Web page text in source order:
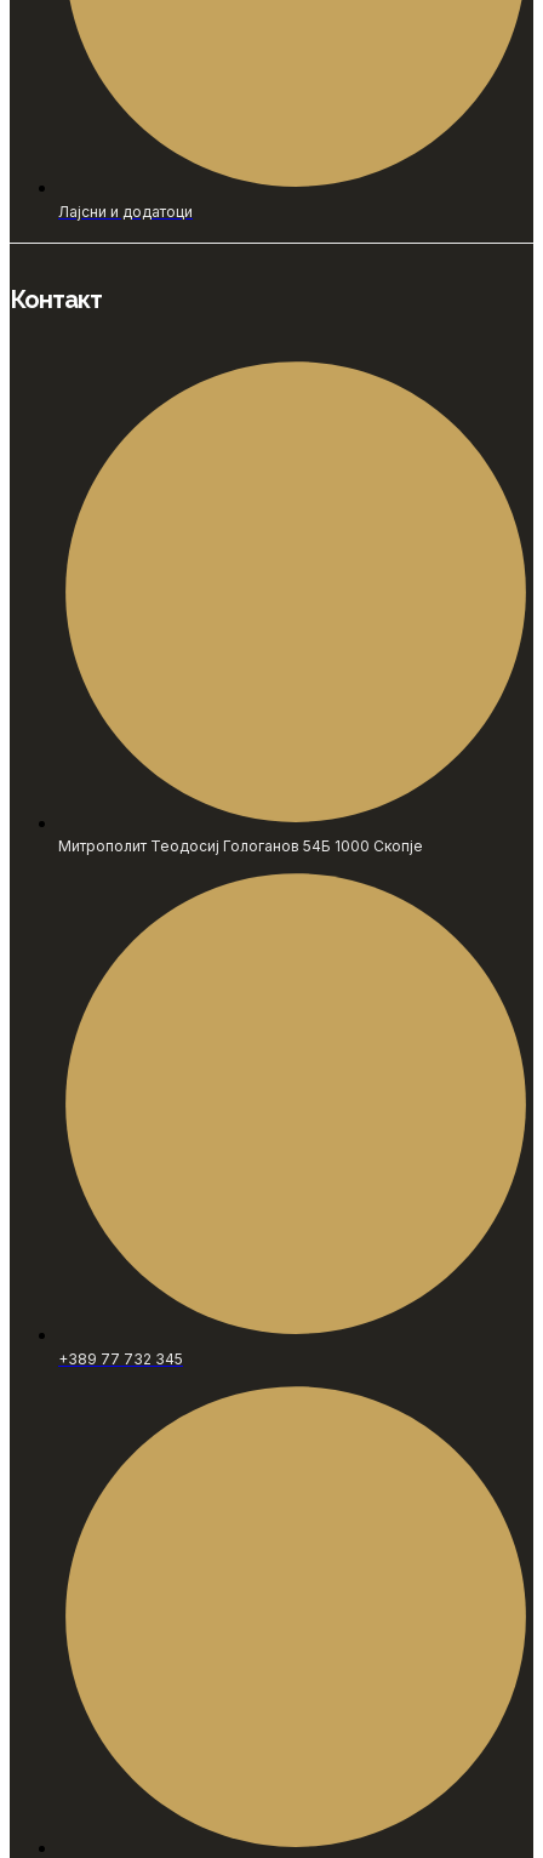
Лајсни и додатоци
Контакт
Митрополит Теодосиј Гологанов 54Б 1000 Скопје
+389 77 732 345